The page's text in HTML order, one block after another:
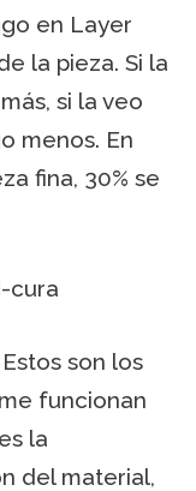
en Layer
la pieza. Si la
si la veo
menos. En
fina, 30% se
Estos son los
funcionan
la
del material,